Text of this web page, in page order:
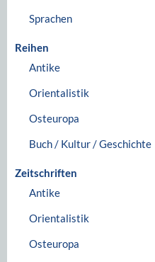
Sprachen
Reihen
Antike
Orientalistik
Osteuropa
Buch / Kultur / Geschichte
Zeitschriften
Antike
Orientalistik
Osteuropa